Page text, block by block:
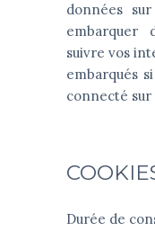
données
embarquer
suivre vos
embarqués
connecté
Durée de